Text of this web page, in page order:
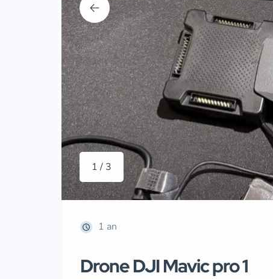
1 / 3
1 an
Drone DJI Mavic pro 1